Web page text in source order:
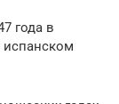
года в